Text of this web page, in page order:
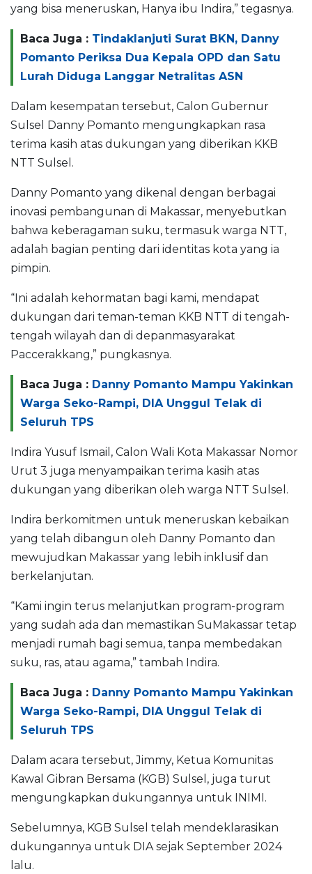
yang bisa meneruskan, Hanya ibu Indira,” tegasnya.
Baca Juga : Tindaklanjuti Surat BKN, Danny
Pomanto Periksa Dua Kepala OPD dan Satu
Lurah Diduga Langgar Netralitas ASN
Dalam kesempatan tersebut, Calon Gubernur
Sulsel Danny Pomanto mengungkapkan rasa
terima kasih atas dukungan yang diberikan KKB
NTT Sulsel.
Danny Pomanto yang dikenal dengan berbagai
inovasi pembangunan di Makassar, menyebutkan
bahwa keberagaman suku, termasuk warga NTT,
adalah bagian penting dari identitas kota yang ia
pimpin.
“Ini adalah kehormatan bagi kami, mendapat
dukungan dari teman-teman KKB NTT di tengah-
tengah wilayah dan di depanmasyarakat
Paccerakkang,” pungkasnya.
Baca Juga : Danny Pomanto Mampu Yakinkan
Warga Seko-Rampi, DIA Unggul Telak di
Seluruh TPS
Indira Yusuf Ismail, Calon Wali Kota Makassar Nomor
Urut 3 juga menyampaikan terima kasih atas
dukungan yang diberikan oleh warga NTT Sulsel.
Indira berkomitmen untuk meneruskan kebaikan
yang telah dibangun oleh Danny Pomanto dan
mewujudkan Makassar yang lebih inklusif dan
berkelanjutan.
“Kami ingin terus melanjutkan program-program
yang sudah ada dan memastikan SuMakassar tetap
menjadi rumah bagi semua, tanpa membedakan
suku, ras, atau agama,” tambah Indira.
Baca Juga : Danny Pomanto Mampu Yakinkan
Warga Seko-Rampi, DIA Unggul Telak di
Seluruh TPS
Dalam acara tersebut, Jimmy, Ketua Komunitas
Kawal Gibran Bersama (KGB) Sulsel, juga turut
mengungkapkan dukungannya untuk INIMI.
Sebelumnya, KGB Sulsel telah mendeklarasikan
dukungannya untuk DIA sejak September 2024
lalu.